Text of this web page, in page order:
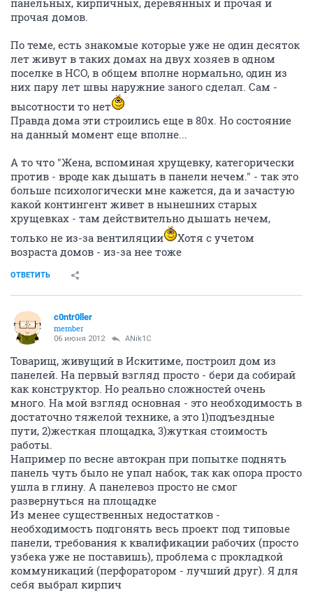
панельных, кирпичных, деревянных и прочая и
прочая домов.
По теме, есть знакомые которые уже не один десяток
лет живут в таких домах на двух хозяев в одном
поселке в НСО, в общем вполне нормально, один из
них пару лет швы наружние заного сделал. Сам -
высотности то нет
Правда дома эти строились еще в 80х. Но состояние
на данный момент еще вполне...
А то что "Жена, вспоминая хрущевку, категорически
против - вроде как дышать в панели нечем." - так это
больше психологически мне кажется, да и зачастую
какой контингент живет в нынешних старых
хрущевках - там действительно дышать нечем,
только не из-за вентиляции
Хотя с учетом
возраста домов - из-за нее тоже
ОТВЕТИТЬ
c0ntr0ller
member
06 июня 2012 ANik1C
Товарищ, живущий в Искитиме, построил дом из
панелей. На первый взгляд просто - бери да собирай
как конструктор. Но реально сложностей очень
много. На мой взгляд основная - это необходимость в
достаточно тяжелой технике, а это 1)подъездные
пути, 2)жесткая площадка, 3)жуткая стоимость
работы.
Например по весне автокран при попытке поднять
панель чуть было не упал набок, так как опора просто
ушла в глину. А панелевоз просто не смог
развернуться на площадке
Из менее существенных недостатков -
необходимость подгонять весь проект под типовые
панели, требования к квалификации рабочих (просто
узбека уже не поставишь), проблема с прокладкой
коммуникаций (перфоратором - лучший друг). Я для
себя выбрал кирпич